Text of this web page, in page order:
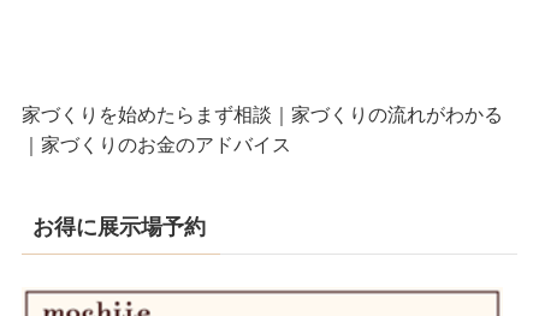
家づくりを始めたらまず相談｜家づくりの流れがわかる
｜家づくりのお金のアドバイス
お得に展示場予約